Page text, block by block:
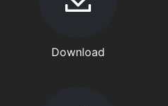
Download